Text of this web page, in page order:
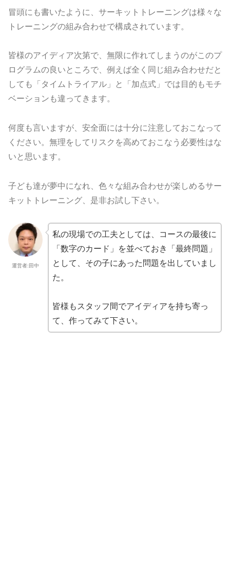
冒頭にも書いたように、サーキットトレーニングは様々な
トレーニングの組み合わせで構成されています。
皆様のアイディア次第で、無限に作れてしまうのがこのプ
ログラムの良いところで、例えば全く同じ組み合わせだと
しても「タイムトライアル」と「加点式」では目的もモチ
ベーションも違ってきます。
何度も言いますが、安全面には十分に注意しておこなって
ください。無理をしてリスクを高めておこなう必要性はな
いと思います。
子ども達が夢中になれ、色々な組み合わせが楽しめるサー
キットトレーニング、是非お試し下さい。
運営者:田中
私の現場での工夫としては、コースの最後に
「数字のカード」を並べておき「最終問題」
として、その子にあった問題を出していまし
た。
皆様もスタッフ間でアイディアを持ち寄っ
て、作ってみて下さい。